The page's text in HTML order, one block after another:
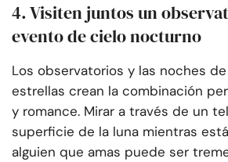
4. Visiten juntos un
evento de cielo nocturno
Los observatorios y las noches
estrellas crean la combinación
y romance. Mirar a través de un
superficie de la luna mientras
alguien que amas puede ser